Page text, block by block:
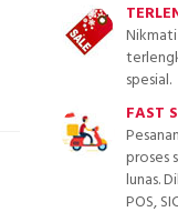
spesial.
FAST
proses
lunas.
POS,